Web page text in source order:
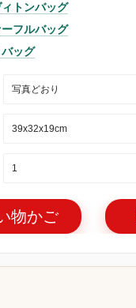
トンバッグ
フルバッグ
バッグ
物かご